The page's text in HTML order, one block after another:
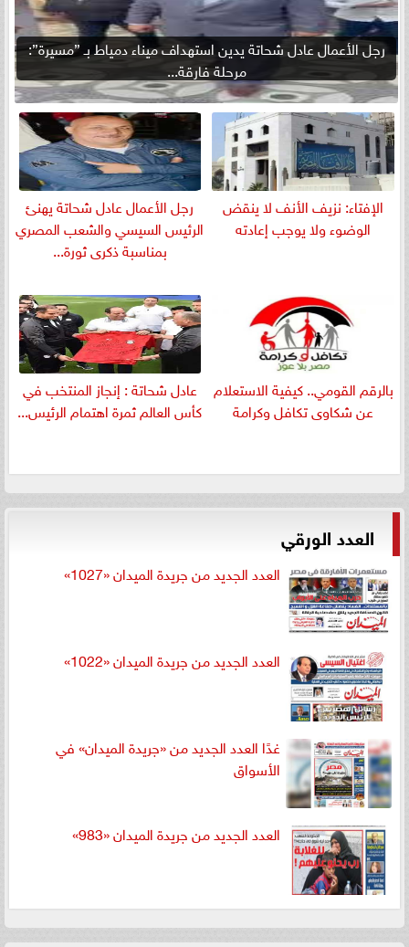
رجل الأعمال عادل شحاتة يدين استهداف ميناء دمياط بـ ”مسيرة”:
مرحلة فارقة...
الإفتاء: نزيف الأنف لا ينقض
الوضوء ولا يوجب إعادته
رجل الأعمال عادل شحاتة يهنئ
الرئيس السيسي والشعب المصري
بمناسبة ذكرى ثورة...
بالرقم القومي.. كيفية الاستعلام
عن شكاوى تكافل وكرامة
عادل شحاتة : إنجاز المنتخب في
كأس العالم ثمرة اهتمام الرئيس...
العدد الورقي
العدد الجديد من جريدة الميدان «1027»
العدد الجديد من جريدة الميدان «1022»
غدًا العدد الجديد من «جريدة الميدان» في
الأسواق
العدد الجديد من جريدة الميدان «983»